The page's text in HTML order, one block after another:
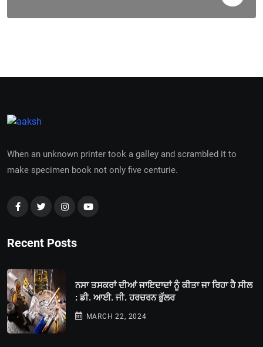
When an unknown printer took a galley and scrambled it to
make specimen book not only five centurie.
Recent Posts
ਨਸਾ ਤਸਕਰਾਂ ਦੀਆਂ ਜਾਇਦਾਦਾਂ ਨੂੰ ਕੀਤਾ ਜਾ ਰਿਹਾ ਹੈ ਸੀਲ
: ਡੀ. ਆਈ. ਜੀ. ਹਰਚਰਨ ਭੁੱਲਰ
MARCH 22, 2024